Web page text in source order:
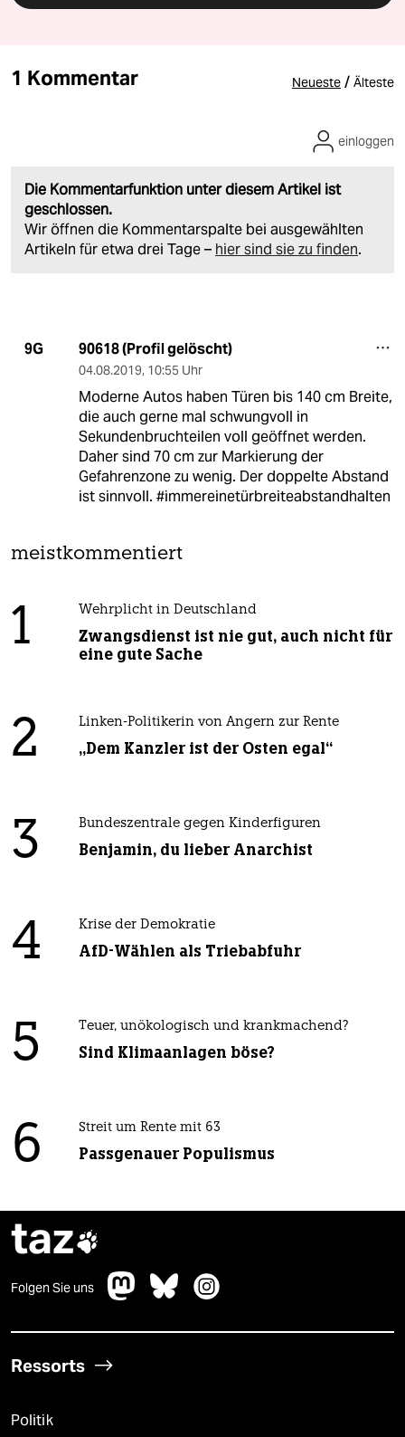
1 Kommentar Neueste / Älteste
Die Kommentarfunktion unter diesem Artikel ist
geschlossen.
Wir öffnen die Kommentarspalte bei ausgewählten
Artikeln für etwa drei Tage – hier sind sie zu finden.
einloggen
9G 90618 (Profil gelöscht)
04.08.2019, 10:55 Uhr
Moderne Autos haben Türen bis 140 cm Breite,
die auch gerne mal schwungvoll in
Sekundenbruchteilen voll geöffnet werden.
Daher sind 70 cm zur Markierung der
Gefahrenzone zu wenig. Der doppelte Abstand
ist sinnvoll. #immereinetürbreiteabstandhalten
meistkommentiert
1 Wehrplicht in Deutschland
Zwangsdienst ist nie gut, auch nicht für
eine gute Sache
2 Linken-Politikerin von Angern zur Rente
„Dem Kanzler ist der Osten egal“
3 Bundeszentrale gegen Kinderfiguren
Benjamin, du lieber Anarchist
4 Krise der Demokratie
AfD-Wählen als Triebabfuhr
5 Teuer, unökologisch und krankmachend?
Sind Klimaanlagen böse?
6 Streit um Rente mit 63
Passgenauer Populismus
taz
Folgen Sie uns
Ressorts
Politik